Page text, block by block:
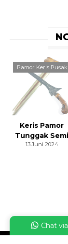
Pamor Keris
Keris Pamor
Tunggak Semi
13 Juni 2024
Chat